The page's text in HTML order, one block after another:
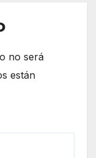
no será
están